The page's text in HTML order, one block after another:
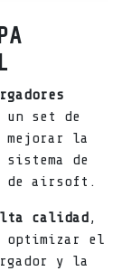
un set de
mejorar la
de
de airsoft.
calidad,
optimizar el
y la